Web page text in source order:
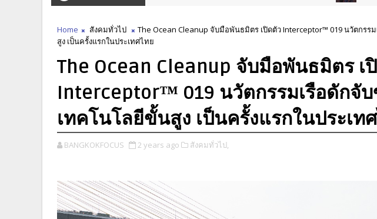
Home สังคมทั่วไป
The Ocean Cleanup จับมือพันธมิตร เปิดตัว Interceptor™ 019 นวัตกร
สูง เป็นครั้งแรกในประเทศไทย
The Ocean Cleanup จับมือพันธมิตร เ
Interceptor™ 019 นวัตกรรมเรือดักจั
เทคโนโลยีขั้นสูง เป็นครั้งแรกในประเท
BANGKOKFOCUS 2 years ago สังคมทั่วไป,